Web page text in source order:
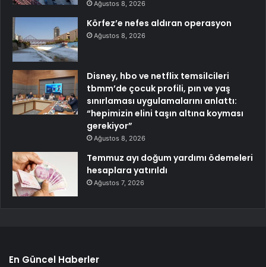
Ağustos 8, 2026
Körfez’e nefes aldıran operasyon
Ağustos 8, 2026
Disney, hbo ve netflix temsilcileri
tbmm’de çocuk profili, pın ve yaş
sınırlaması uygulamalarını anlattı:
“hepimizin elini taşın altına koyması
gerekiyor”
Ağustos 8, 2026
Temmuz ayı doğum yardımı ödemeleri
hesaplara yatırıldı
Ağustos 7, 2026
En Güncel Haberler